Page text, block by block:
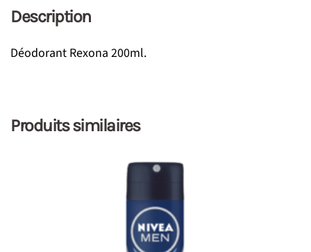
Description
Déodorant Rexona 200ml.
Produits similaires